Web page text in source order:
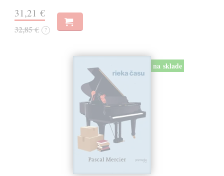
31,21 €
32,85 € ?
na sklade